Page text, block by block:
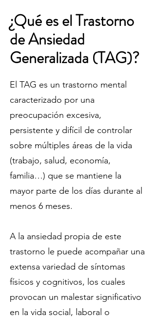
¿Qué es el Trastorno
de Ansiedad
Generalizada (TAG)?
El TAG es un trastorno mental
caracterizado por una
preocupación excesiva,
persistente y difícil de controlar
sobre múltiples áreas de la vida
(trabajo, salud, economía,
familia…) que se mantiene la
mayor parte de los días durante al
menos 6 meses.
A la ansiedad propia de este
trastorno le puede acompañar una
extensa variedad de síntomas
físicos y cognitivos, los cuales
provocan un malestar significativo
en la vida social, laboral o